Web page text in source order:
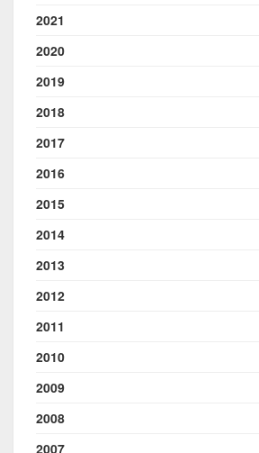
2021
2020
2019
2018
2017
2016
2015
2014
2013
2012
2011
2010
2009
2008
2007